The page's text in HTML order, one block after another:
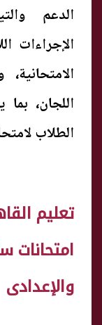
الدعم
الإجراءات
اللجان،
الطلاب
​تعليم
امتحانات
والإعدادى